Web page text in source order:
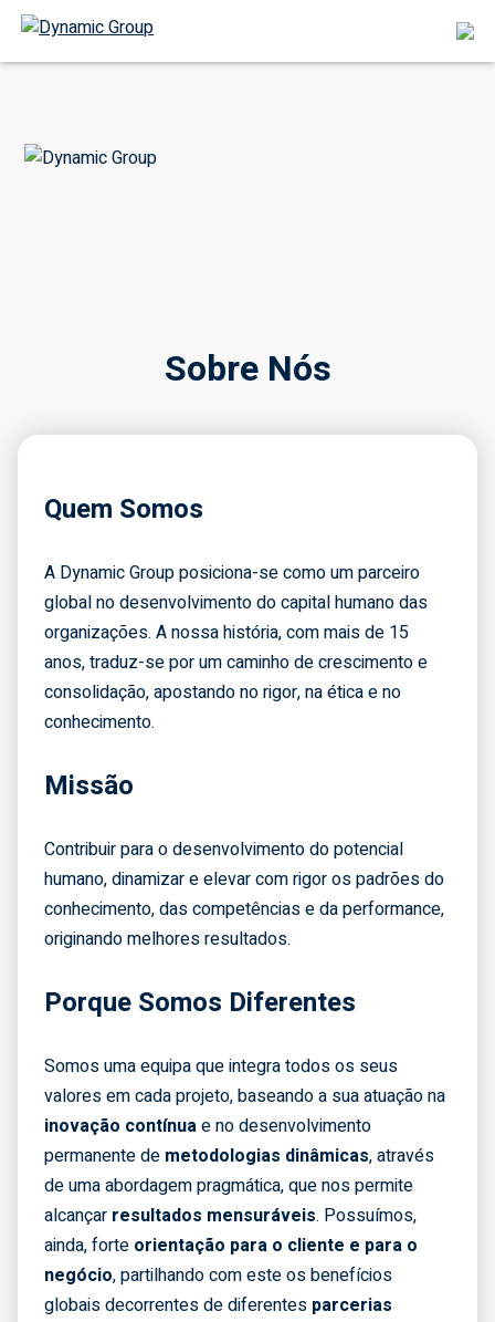
Sobre Nós
Quem Somos
A Dynamic Group posiciona-se como um parceiro
global no desenvolvimento do capital humano das
organizações. A nossa história, com mais de 15
anos, traduz-se por um caminho de crescimento e
consolidação, apostando no rigor, na ética e no
conhecimento.
Missão
Contribuir para o desenvolvimento do potencial
humano, dinamizar e elevar com rigor os padrões do
conhecimento, das competências e da performance,
originando melhores resultados.
Porque Somos Diferentes
Somos uma equipa que integra todos os seus
valores em cada projeto, baseando a sua atuação na
inovação contínuae no desenvolvimento
permanente de metodologias dinâmicas, através
de uma abordagem pragmática, que nos permite
alcançar resultados mensuráveis. Possuímos,
ainda, forte orientação para o cliente e para o
negócio, partilhando com este os benefícios
globais decorrentes de diferentes parcerias